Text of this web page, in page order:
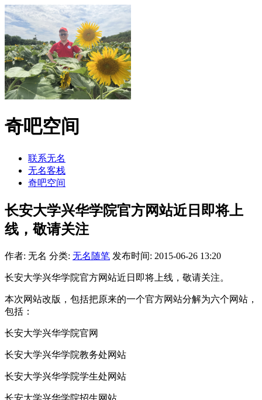
奇吧空间
联系无名
无名客栈
奇吧空间
长安大学兴华学院官方网站近日即将上
线，敬请关注
作者: 无名 分类: 无名随笔 发布时间: 2015-06-26 13:20
长安大学兴华学院官方网站近日即将上线，敬请关注。
本次网站改版，包括把原来的一个官方网站分解为六个网站，
包括：
长安大学兴华学院官网
长安大学兴华学院教务处网站
长安大学兴华学院学生处网站
长安大学兴华学院招生网站